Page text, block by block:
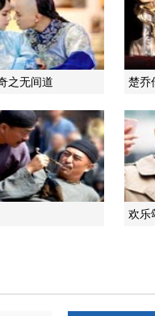
之无间道 楚乔
欢乐